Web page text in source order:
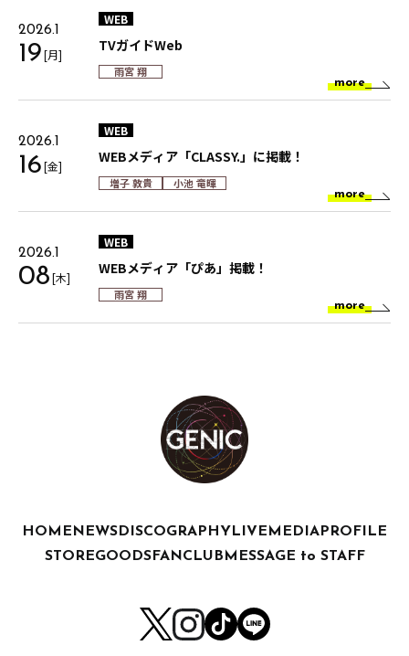
2026.1
19[月]
WEB
TVガイドWeb
雨宮 翔
more
2026.1
16[金]
WEB
WEBメディア「CLASSY.」に掲載！
増子 敦貴 小池 竜暉
more
2026.1
08[木]
WEB
WEBメディア「ぴあ」掲載！
雨宮 翔
more
HOME NEWS DISCOGRAPHY LIVE MEDIA PROFILE
STOREGOODSFANCLUB MESSAGE to STAFF